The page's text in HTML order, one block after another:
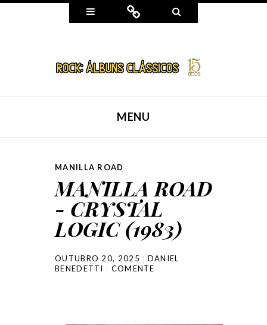
Widgets Connect
MENU
MANILLA ROAD
MANILLA ROAD
- CRYSTAL
LOGIC (1983)
OUTUBRO 20, 2025
DANIEL
BENEDETTI
COMENTE